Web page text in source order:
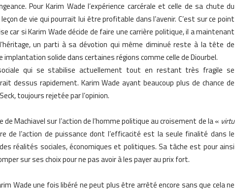
Pour Karim Wade l’expérience carcérale et celle de sa chute du
de vie qui pourrait lui être profitable dans l’avenir. C’est sur ce point
car si Karim Wade décide de faire une carrière politique, il a maintenant
un parti à sa dévotion qui même diminué reste à la tête de
implantation solide dans certaines régions comme celle de Diourbel.
qui se stabilise actuellement tout en restant très fragile se
dessus rapidement. Karim Wade ayant beaucoup plus de chance de
toujours rejetée par l’opinion.
de Machiavel sur l’action de l’homme politique au croisement de la « virtu
de l’action de puissance dont l’efficacité est la seule finalité dans le
réalités sociales, économiques et politiques. Sa tâche est pour ainsi
sur ses choix pour ne pas avoir à les payer au prix fort.
Wade une fois libéré ne peut plus être arrêté encore sans que cela ne